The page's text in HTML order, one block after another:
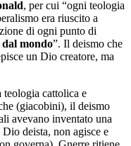
, per cui “ogni teologia
era riuscito a
di ogni punto di
mondo”. Il deismo che
un Dio creatore, ma
teologia cattolica e
(giacobini), il deismo
avevano inventato una
deista, non agisce e